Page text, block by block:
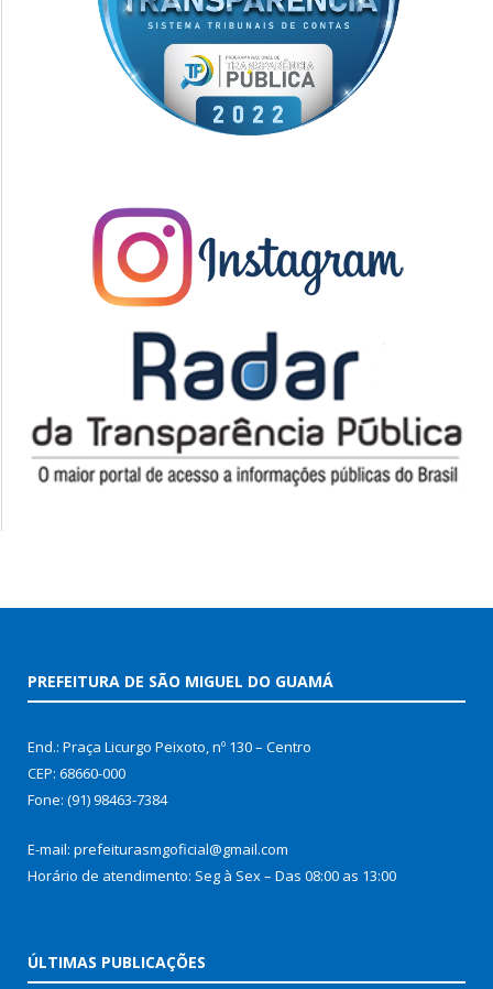
PREFEITURA DE SÃO MIGUEL DO GUAMÁ
End.: Praça Licurgo Peixoto, nº 130 – Centro
CEP: 68660-000
Fone: (91) 98463-7384
E-mail: prefeiturasmgoficial@gmail.com
Horário de atendimento: Seg à Sex – Das 08:00 as 13:00
ÚLTIMAS PUBLICAÇÕES